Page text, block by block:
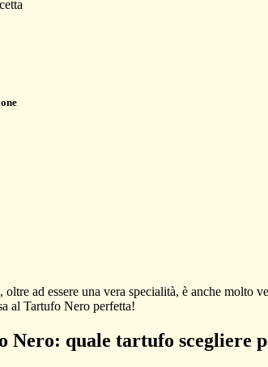
ad essere una vera specialità, è anche molto
al Tartufo Nero perfetta!
Nero: quale tartufo scegliere